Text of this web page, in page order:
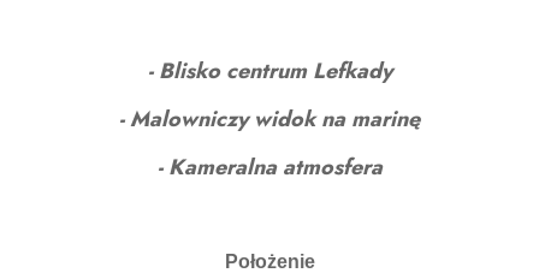
- Blisko centrum Lefkady
- Malowniczy widok na marinę
- Kameralna atmosfera
Położenie